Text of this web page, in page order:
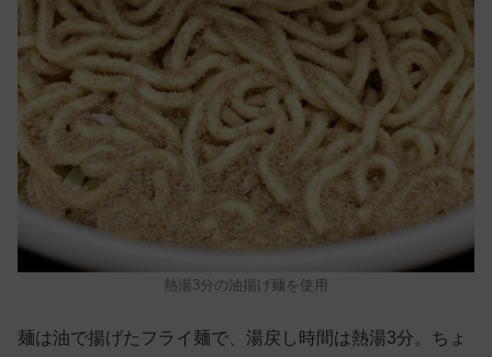
熱湯3分の油揚げ麺を使用
麺は油で揚げたフライ麺で、湯戻し時間は熱湯3分。ちょ